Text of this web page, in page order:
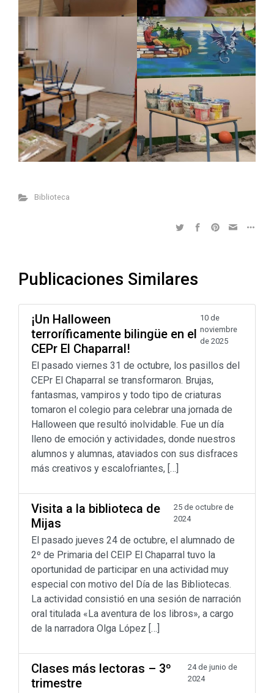
Biblioteca
Publicaciones Similares
¡Un Halloween
terroríficamente bilingüe en el
CEPr El Chaparral!
10 de
noviembre
de 2025
El pasado viernes 31 de octubre, los pasillos del
CEPr El Chaparral se transformaron. Brujas,
fantasmas, vampiros y todo tipo de criaturas
tomaron el colegio para celebrar una jornada de
Halloween que resultó inolvidable. Fue un día
lleno de emoción y actividades, donde nuestros
alumnos y alumnas, ataviados con sus disfraces
más creativos y escalofriantes, […]
Visita a la biblioteca de
Mijas
25 de octubre de
2024
El pasado jueves 24 de octubre, el alumnado de
2º de Primaria del CEIP El Chaparral tuvo la
oportunidad de participar en una actividad muy
especial con motivo del Día de las Bibliotecas.
La actividad consistió en una sesión de narración
oral titulada «La aventura de los libros», a cargo
de la narradora Olga López […]
Clases más lectoras – 3º
trimestre
24 de junio de
2024